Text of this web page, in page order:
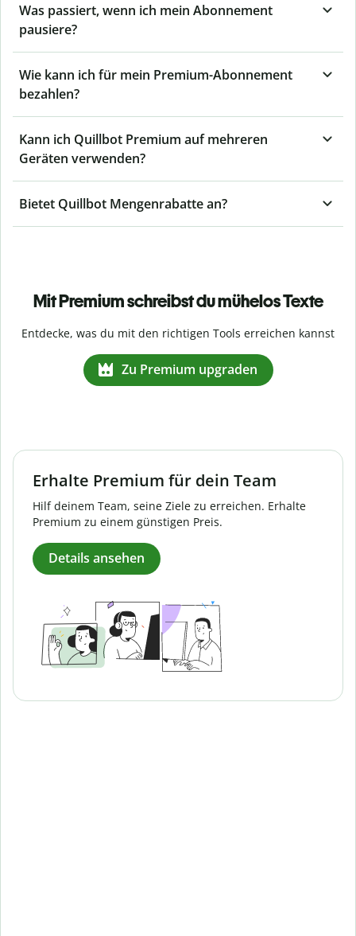
Was passiert, wenn ich mein Abonnement
pausiere?
Wie kann ich für mein Premium-Abonnement
bezahlen?
Kann ich Quillbot Premium auf mehreren
Geräten verwenden?
Bietet Quillbot Mengenrabatte an?
Mit Premium schreibst du mühelos Texte
Entdecke, was du mit den richtigen Tools erreichen kannst
Zu Premium upgraden
Erhalte Premium für dein Team
Hilf deinem Team, seine Ziele zu erreichen. Erhalte
Premium zu einem günstigen Preis.
Details ansehen